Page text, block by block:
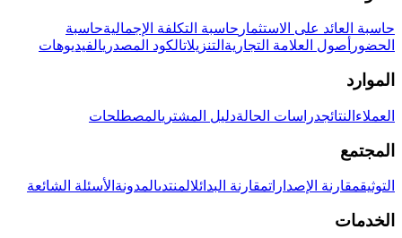
حاسبة العائد على الاستثمار حاسبة التكلفة الإجماليةحاسبة
الحضور أصول العلامة التجارية التنزيلاتالكود المصدريالفيديوهات
الموارد
العملاء النتائجدراسات الحالةدليل المشتريالمصطلحات
المجتمع
التوثيقمقارنة الإصداراتمقارنة البدائلالمنتدىالمدونة الأسئلة الشائعة
الخدمات